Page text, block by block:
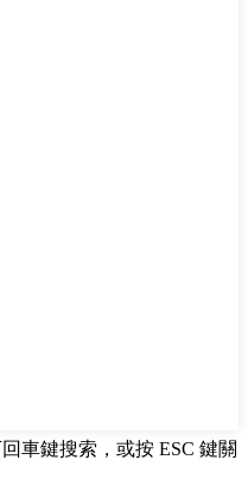
車鍵搜索，或按 ESC 鍵關